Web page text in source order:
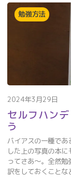
勉強方法
2024年3月29日
セルフハン
う
バイアスの一種で
した上の写真の本
ってさあ～。全然
訳をしておくこと